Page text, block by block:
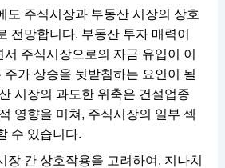
도 주식시장과 부동산 시장의 상호
전망합니다. 부동산 투자 매력이
주식시장으로의 자금 유입이 이
주가 상승을 뒷받침하는 요인이 될
시장의 과도한 위축은 건설업종
영향을 미쳐, 주식시장의 일부 섹
수 있습니다.
장 간 상호작용을 고려하여, 지나치